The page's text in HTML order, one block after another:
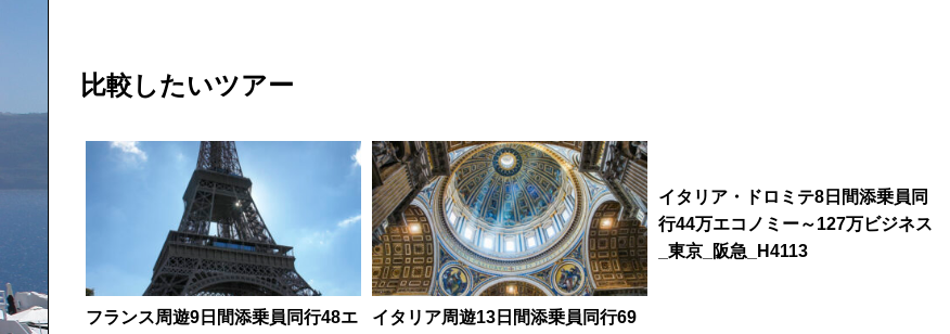
比較したいツアー
フランス周遊9日間添乗員同行48エ
イタリア周遊13日間添乗員同行69
イタリア・ドロミテ8日間添乗員同
行44万エコノミー～127万ビジネス
_東京_阪急_H4113